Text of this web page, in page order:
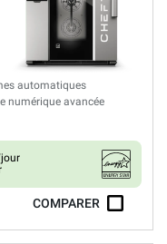
automatiques
numérique avancée
COMPARER